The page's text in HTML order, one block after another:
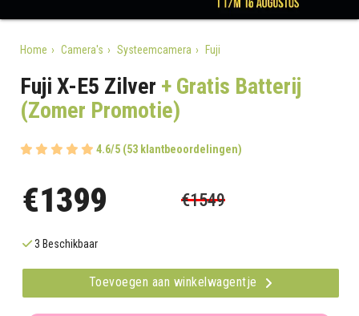
Home Camera's Systeemcamera Fuji
Fuji X-E5 Zilver + Gratis Batterij
(Zomer Promotie)
4.6/5 (53 klantbeoordelingen)
€1399 €1549
3 Beschikbaar
Toevoegen aan winkelwagentje